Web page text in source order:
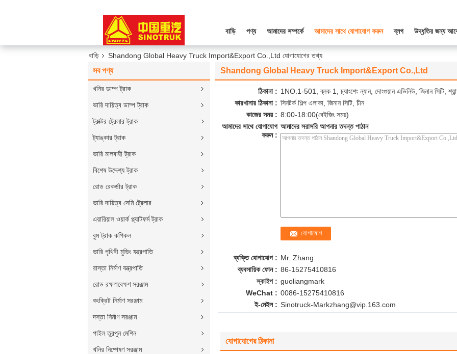
বাড়ি পণ্য আমাদের সম্পর্কে আমাদের সাথে যোগাযোগ করুন ব্লগ উদ্ধৃতির জন্য
বাড়ি Shandong Global Heavy Truck Import&Export Co.,Ltd যোগাযোগের তথ্য
সব পণ্য
খনির ডাম্প ট্রাক
ভারি দায়িত্ব ডাম্প ট্রাক
ট্রাক্টর ট্রেলার ট্রাক
ট্যাঙ্কার ট্রাক
ভারি মালবাহী ট্রাক
বিশেষ উদ্দেশ্য ট্রাক
রোড রেকর্ডার ট্রাক
ভারি দায়িত্ব সেমি ট্রেলার
এয়ারিয়াল ওয়ার্ক প্ল্যাটফর্ম ট্রাক
বুম ট্রাক কপিকল
ভারি পৃথিবী মুভিং যন্ত্রপাতি
রাস্তা নির্মাণ যন্ত্রপাতি
রোড রক্ষণাবেক্ষণ সরঞ্জাম
কংক্রিট নির্মাণ সরঞ্জাম
দস্তা নির্মাণ সরঞ্জাম
পাইল তুরপুন মেশিন
খনির নিষ্পেষণ সরঞ্জাম
Shandong Global Heavy Truck Import&Export Co.,Ltd
ঠিকানা : 1NO.1-501, ব্লক 1, চ্যাংশেং ন্যান, দোংগুয়ান এভিনিউ, জিনান সিটি,
কারখানার ঠিকানা : সিনটর্ক শিল্প এলাকা, জিনান সিটি, চীন
কাজের সময় : 8:00-18:00(বেইজিং সময়)
আমাদের সাথে যোগাযোগ
করুন :
আমাদের সরাসরি আপনার তদন্ত পাঠান
ব্যক্তি যোগাযোগ : Mr. Zhang
ব্যবসায়িক ফোন : 86-15275410816
স্কাইপ : guoliangmark
WeChat : 0086-15275410816
ই-মেইল : Sinotruck-Markzhang@vip.163.com
যোগাযোগের ঠিকানা